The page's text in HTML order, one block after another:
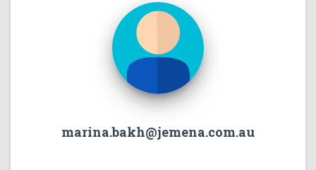
marina.bakh@jemena.com.au